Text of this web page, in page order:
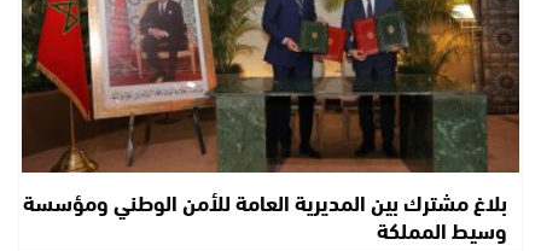
بلاغ مشترك بين المديرية العامة للأمن الوطني ومؤسسة
وسيط المملكة